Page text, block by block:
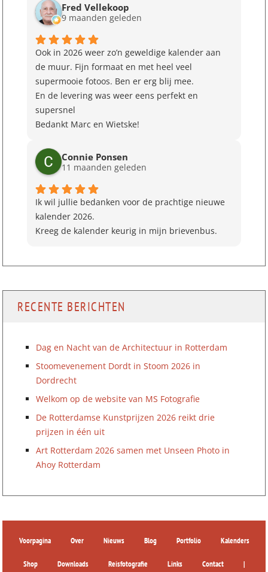
Fred Vellekoop
9 maanden geleden
Ook in 2026 weer zo’n geweldige kalender aan
de muur. Fijn formaat en met heel veel
supermooie fotoos. Ben er erg blij mee.
En de levering was weer eens perfekt en
supersnel
Bedankt Marc en Wietske!
Connie Ponsen
11 maanden geleden
Ik wil jullie bedanken voor de prachtige nieuwe
kalender 2026.
Kreeg de kalender keurig in mijn brievenbus.
RECENTE BERICHTEN
Dag en Nacht van de Architectuur in Rotterdam
Stoomevenement Dordt in Stoom 2026 in
Dordrecht
Welkom op de website van MS Fotografie
De Rotterdamse Kunstprijzen 2026 reikt drie
prijzen in één uit
Art Rotterdam 2026 samen met Unseen Photo in
Ahoy Rotterdam
Voorpagina Over Nieuws Blog Portfolio Kalenders
Shop Downloads Reisfotografie Links Contact |